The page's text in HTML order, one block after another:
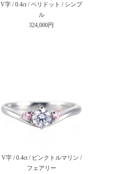
V字 / 0.4ct / ペリドット / シンプ
ル
324,000円
V字 / 0.4ct / ピンクトルマリン /
フェアリー